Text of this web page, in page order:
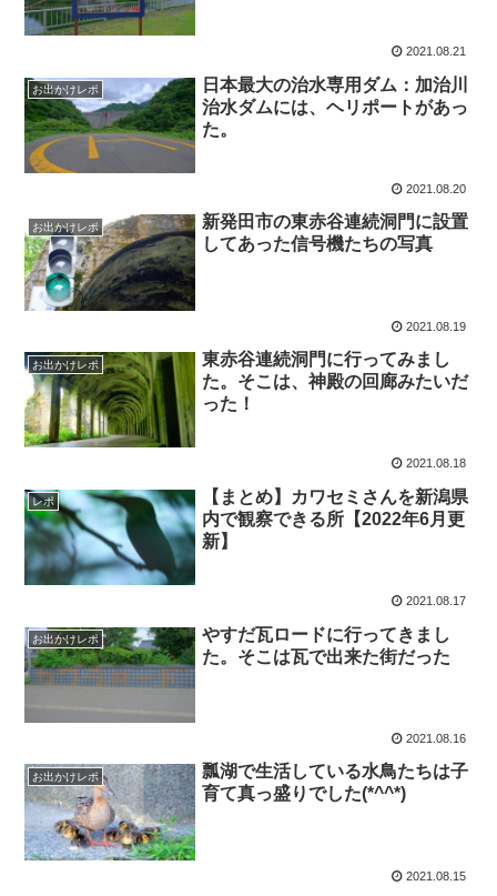
2021.08.21
お出かけレポ
日本最大の治水専用ダム：加治川
治水ダムには、ヘリポートがあっ
た。
2021.08.20
お出かけレポ
新発田市の東赤谷連続洞門に設置
してあった信号機たちの写真
2021.08.19
お出かけレポ
東赤谷連続洞門に行ってみまし
た。そこは、神殿の回廊みたいだ
った！
2021.08.18
レポ
【まとめ】カワセミさんを新潟県
内で観察できる所【2022年6月更
新】
2021.08.17
お出かけレポ
やすだ瓦ロードに行ってきまし
た。そこは瓦で出来た街だった
2021.08.16
お出かけレポ
瓢湖で生活している水鳥たちは子
育て真っ盛りでした(*^^*)
2021.08.15